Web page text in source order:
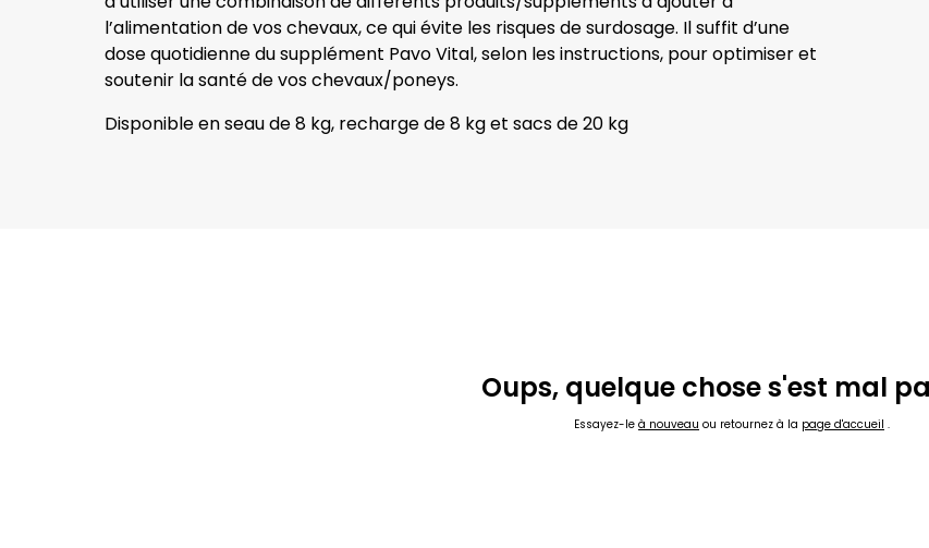
l’alimentation de vos chevaux, ce qui évite les risques de surdosage. Il suffit d’une
dose quotidienne du supplément Pavo Vital, selon les instructions, pour optimiser et
soutenir la santé de vos chevaux/poneys.
Disponible en seau de 8 kg, recharge de 8 kg et sacs de 20 kg
Oups, quelque chose s'est mal
Essayez-le à nouveau ou retournez à la page d'accueil .